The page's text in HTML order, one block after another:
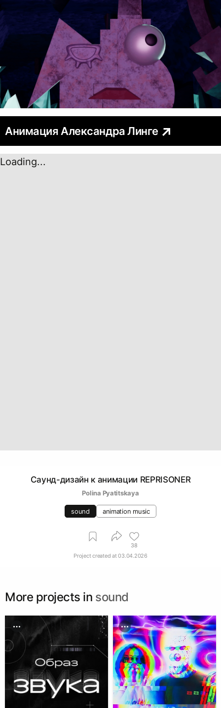
Анимация Александра Линге
Loading...
Саунд-дизайн к анимации REPRISONER
Polina Pyatitskaya
sound animation music
38
Project created at03.04.2026
More projects in sound